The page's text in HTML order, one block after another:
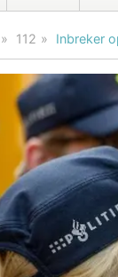
112 Inbreker